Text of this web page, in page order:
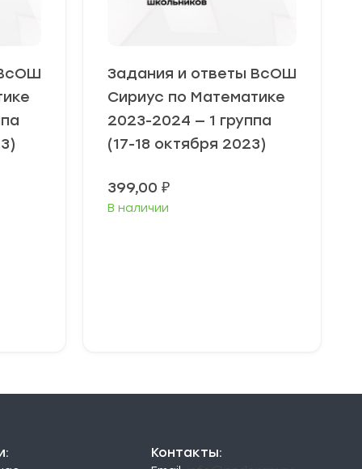
Задания и ответы ВсОШ
Сириус по Математике
2023-2024 — 1 группа
(17-18 октября 2023)
399,00 ₽
В наличии
Контакты: